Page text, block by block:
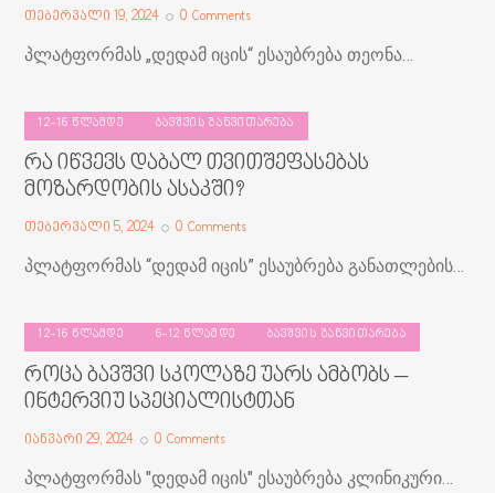
თებერვალი 19, 2024 0 Comments
პლატფორმას „დედამ იცის“ ესაუბრება თეონა…
12-16 ᲬᲚᲐᲛᲓᲔ ᲑᲐᲕᲨᲕᲘᲡ ᲒᲐᲜᲕᲘᲗᲐᲠᲔᲑᲐ
რა იწვევს დაბალ თვითშეფასებას
მოზარდობის ასაკში?
თებერვალი 5, 2024 0 Comments
პლატფორმას “დედამ იცის” ესაუბრება განათლების…
12-16 ᲬᲚᲐᲛᲓᲔ 6-12 ᲬᲚᲐᲛᲓᲔ ᲑᲐᲕᲨᲕᲘᲡ ᲒᲐᲜᲕᲘᲗᲐᲠᲔᲑᲐ
როცა ბავშვი სკოლაზე უარს ამბობს –
ინტერვიუ სპეციალისტთან
იანვარი 29, 2024 0 Comments
პლატფორმას "დედამ იცის" ესაუბრება კლინიკური…